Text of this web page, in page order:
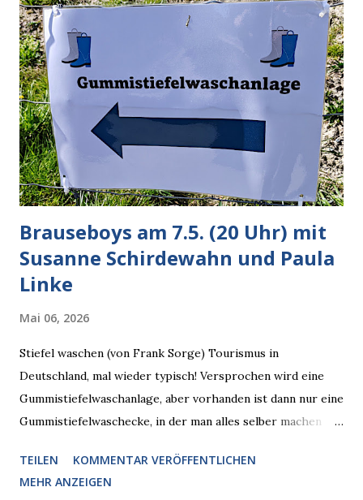
unauffälliger machen muss, damit die KI rechtslastig
argumentiert. So wird jetzt berichtet, dass der neue Grok
bei diversen Anfragen zu kontroversen Themen auf dem
Weg zu einer Antwort erst einmal Elons eigene Sicht der
Dinge auf Twitter abfragen und entscheidend relevant
verarbeiten muss. Das ist lächerlich und gefährlich
zugleich. Denn eine Information fehlt noch, Grok soll
künftig in den US-amerikanischen Behörden mitarbeiten,
zuvord...
Brauseboys am 7.5. (20 Uhr) mit
Susanne Schirdewahn und Paula
Linke
Mai 06, 2026
Stiefel waschen (von Frank Sorge) Tourismus in
Deutschland, mal wieder typisch! Versprochen wird eine
Gummistiefelwaschanlage, aber vorhanden ist dann nur eine
Gummistiefelwaschecke, in der man alles selber machen
Susanne Schirdewahn und Paula Linke Haus der Sinne
(Ystader Str. 10) Es war ein schöner Ausflug in den
TEILEN
KOMMENTAR VERÖFFENTLICHEN
MEHR ANZEIGEN